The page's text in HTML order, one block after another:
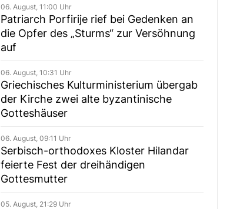
06. August, 11:00 Uhr
Patriarch Porfirije rief bei Gedenken an
die Opfer des „Sturms“ zur Versöhnung
auf
06. August, 10:31 Uhr
Griechisches Kulturministerium übergab
der Kirche zwei alte byzantinische
Gotteshäuser
06. August, 09:11 Uhr
Serbisch-orthodoxes Kloster Hilandar
feierte Fest der dreihändigen
Gottesmutter
05. August, 21:29 Uhr